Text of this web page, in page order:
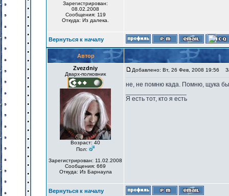
Зарегистрирован:
08.02.2008
Сообщения: 119
Откуда: Из далека.
Вернуться к началу
Автор
Zvezdniy
Дварх-полковник
Возраст: 40
Пол:
Зарегистрирован: 11.02.2008
Сообщения: 669
Откуда: Из Барнаула
Добавлено: Вт, 26 Фев, 2008 19:56
не, не помню када. Помню, щука
Я есть тот, кто я есть
Вернуться к началу